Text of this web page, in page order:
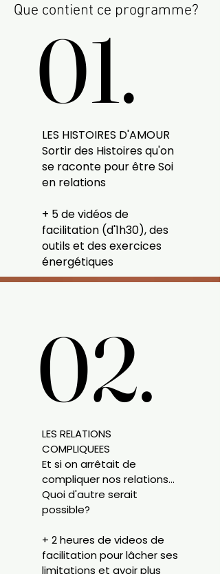
01.
01.
Que contient ce programme?
LES HISTOIRES D'AMOUR
Sortir des Histoires qu'on
se raconte pour être Soi
en relations
+ 5 de vidéos de
facilitation (d'1h30), des
outils et des exercices
énergétiques
02.
02.
LES RELATIONS
COMPLIQUEES
Et si on arrêtait de
compliquer nos relations...
Quoi d'autre serait
possible?
+ 2 heures de videos de
facilitation pour lâcher ses
limitations et avoir plus